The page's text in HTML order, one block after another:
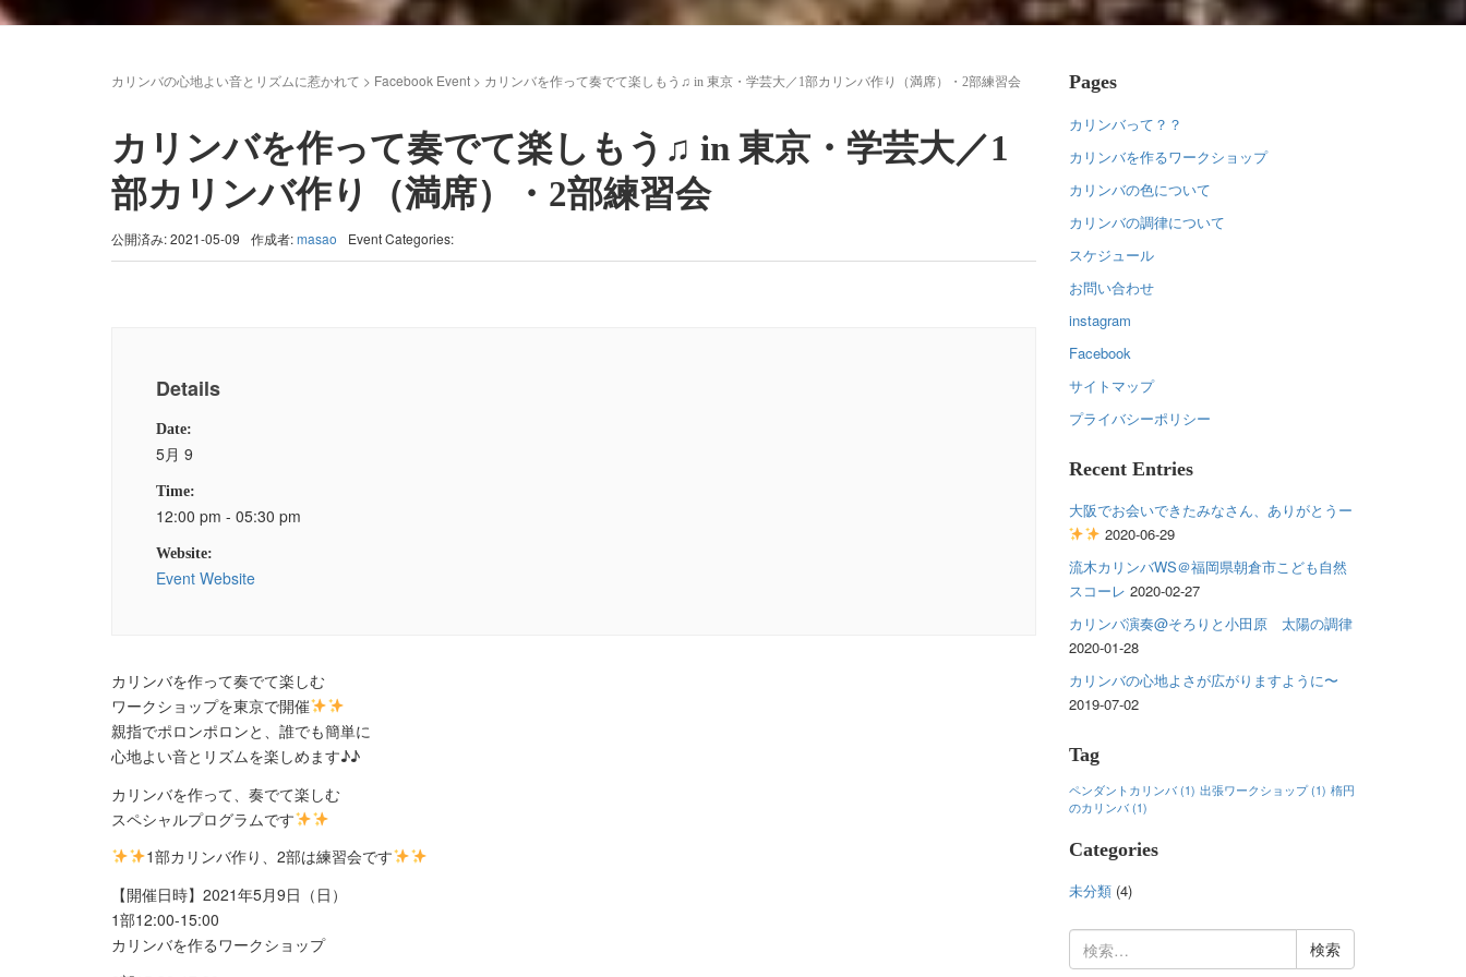
カリンバの心地よい音とリズムに惹かれて > Facebook Event > カリンバを作って奏でて楽しもう♫ in 東京・学芸大／1部カリンバ作り（満席）・2部練習会
カリンバを作って奏でて楽しもう♫ in 東京・学芸大／1
部カリンバ作り（満席）・2部練習会
公開済み: 2021-05-09 作成者:masao Event Categories:
Details
Date:
5月 9
Time:
12:00 pm - 05:30 pm
Website:
Event Website
カリンバを作って奏でて楽しむ
ワークショップを東京で開催
親指でポロンポロンと、誰でも簡単に
心地よい音とリズムを楽しめます♪♪
カリンバを作って、奏でて楽しむ
スペシャルプログラムです
1部カリンバ作り、2部は練習会です
【開催日時】2021年5月9日（日）
1部12:00-15:00
カリンバを作るワークショップ
Pages
カリンバって？？
カリンバを作るワークショップ
カリンバの色について
カリンバの調律について
スケジュール
お問い合わせ
instagram
Facebook
サイトマップ
プライバシーポリシー
Recent Entries
大阪でお会いできたみなさん、ありがとうー
2020-06-29
流木カリンバWS＠福岡県朝倉市こども自然
スコーレ 2020-02-27
カリンバ演奏@そろりと小田原 太陽の調律
2020-01-28
カリンバの心地よさが広がりますように〜
2019-07-02
Tag
ペンダントカリンバ(1) 出張ワークショップ(1) 楕円
のカリンバ(1)
Categories
未分類(4)
索: